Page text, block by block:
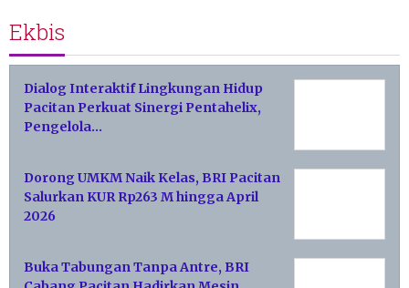
Ekbis
Dialog Interaktif Lingkungan Hidup
Pacitan Perkuat Sinergi Pentahelix,
Pengelola…
Dorong UMKM Naik Kelas, BRI Pacitan
Salurkan KUR Rp263 M hingga April
2026
Buka Tabungan Tanpa Antre, BRI